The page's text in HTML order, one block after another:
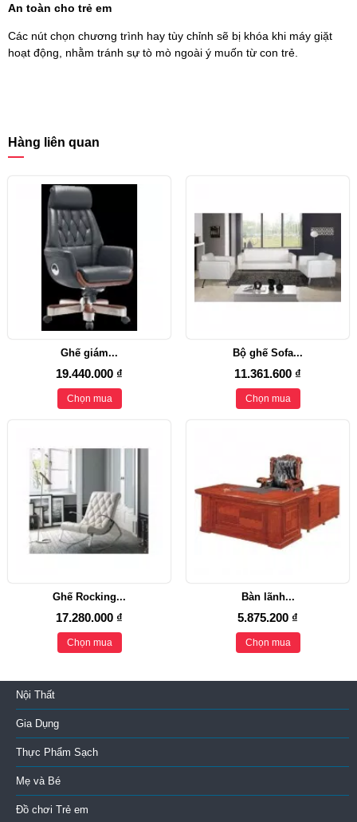
An toàn cho trẻ em
Các nút chọn chương trình hay tùy chỉnh sẽ bị khóa khi máy giặt
hoạt động, nhằm tránh sự tò mò ngoài ý muốn từ con trẻ.
Hàng liên quan
Ghế giám...
19.440.000 ₫
Chọn mua
Bộ ghế Sofa...
11.361.600 ₫
Chọn mua
Ghế Rocking...
17.280.000 ₫
Chọn mua
Bàn lãnh...
5.875.200 ₫
Chọn mua
Nội Thất
Gia Dụng
Thực Phẩm Sạch
Mẹ và Bé
Đồ chơi Trẻ em